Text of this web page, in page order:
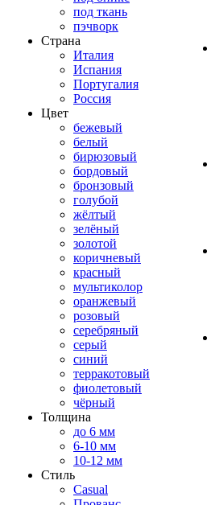
под ткань
пэчворк
Страна
Италия
Испания
Португалия
Россия
Цвет
бежевый
белый
бирюзовый
бордовый
бронзовый
голубой
жёлтый
зелёный
золотой
коричневый
красный
мультиколор
оранжевый
розовый
серебряный
серый
синий
терракотовый
фиолетовый
чёрный
Толщина
до 6 мм
6-10 мм
10-12 мм
Стиль
Casual